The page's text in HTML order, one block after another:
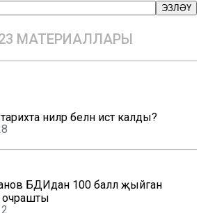
ЭЗЛӘҮ
МАТЕРИАЛЛАРЫ
ниләр белән истә калды?
БДИдан 100 балл җыйган
очрашты